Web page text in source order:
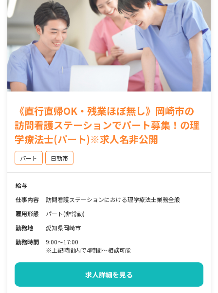
《直行直帰OK・残業ほぼ無し》岡崎市の
訪問看護ステーションでパート募集！の理
学療法士(パート)※求人名非公開
パート 日勤帯
給与
仕事内容
訪問看護ステーションにおける理学療法士業務全般
雇用形態
パート(非常勤)
勤務地
愛知県岡崎市
勤務時間
9:00～17:00
※上記時間内で4時間～相談可能
求人詳細を見る